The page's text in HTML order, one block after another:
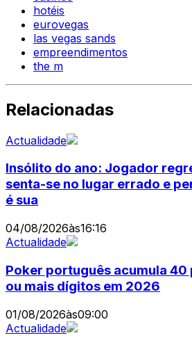
hotéis
eurovegas
las vegas sands
empreendimentos
the m
Relacionadas
Actualidade
Insólito do ano: Jogador
senta-se no lugar errado e
é sua
04/08/2026às16:16
Actualidade
Poker português acumula 40
ou mais dígitos em 2026
01/08/2026às09:00
Actualidade